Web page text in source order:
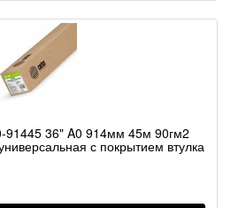
91445 36" A0 914мм 45м 90гм2
с покрытием втулка